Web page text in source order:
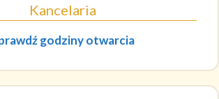
Kancelaria
godziny otwarcia